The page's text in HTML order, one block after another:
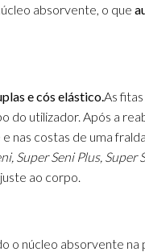
absorvente, o que
e cós elástico. As
do utilizador. Após a
nas costas de uma
Super Seni Plus, Super
ao corpo.
o núcleo absorvente